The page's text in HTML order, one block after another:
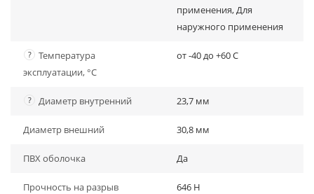
применения, Для
наружного применения
?
Температура
эксплуатации, °С
от -40 до +60 C
? Диаметр внутренний 23,7 мм
Диаметр внешний 30,8 мм
ПВХ оболочка Да
Прочность на разрыв 646 H